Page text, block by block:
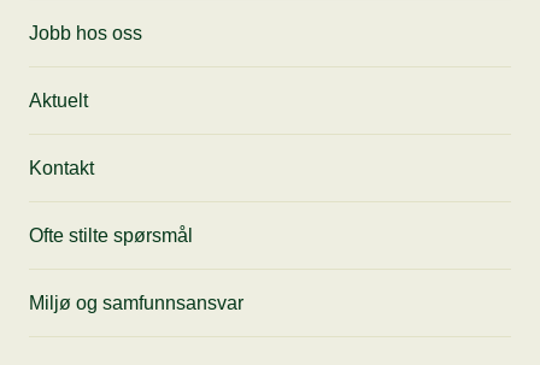
Jobb hos oss
Aktuelt
Kontakt
Ofte stilte spørsmål
Miljø og samfunnsansvar